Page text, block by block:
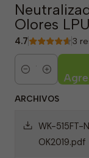
Olores
4.7 3
Cantidad
ARCHIVOS
WK-515FT-
OK2019.pdf